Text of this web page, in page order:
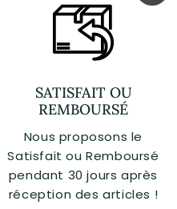
SATISFAIT OU
REMBOURSÉ
Nous proposons le
Satisfait ou Remboursé
pendant 30 jours après
réception des articles !